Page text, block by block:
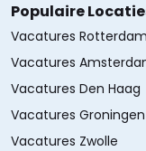
Populaire
Vacatures Rotterdam
Vacatures
Vacatures Den Haag
Vacatures Groningen
Vacatures Zwolle